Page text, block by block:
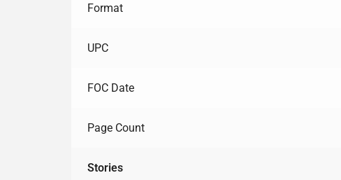
Format
UPC
FOC Date
Page Count
Stories